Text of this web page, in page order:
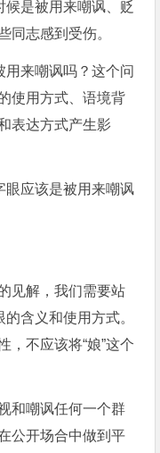
候是被用来嘲讽、贬
同志感到受伤。
用来嘲讽吗？这个问
使用方式、语境背
表达方式产生影
见解，我们需要站
含义和使用方式。
，不应该将“娘”这个
和嘲讽任何一个群
公开场合中做到平